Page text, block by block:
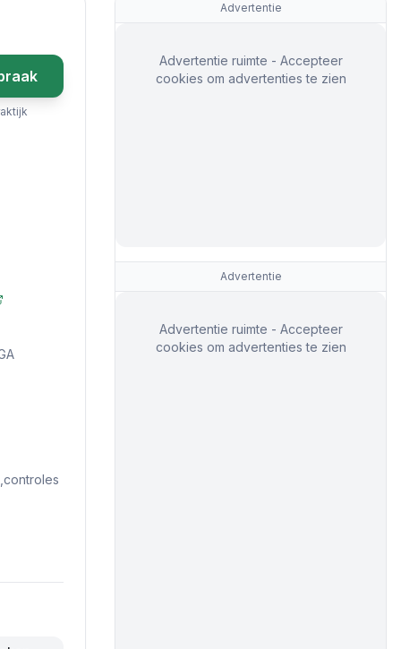
Advertentie
Advertentie ruimte - Accepteer
cookies om advertenties te zien
Advertentie
Advertentie ruimte - Accepteer
cookies om advertenties te zien